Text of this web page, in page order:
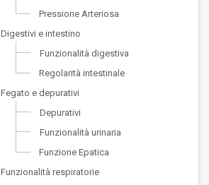
Pressione Arteriosa
Digestivi e intestino
Funzionalità digestiva
Regolarità intestinale
Fegato e depurativi
Depurativi
Funzionalità urinaria
Funzione Epatica
Funzionalità respiratorie